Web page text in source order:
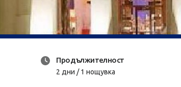
Продължителност
2 дни / 1 нощувка